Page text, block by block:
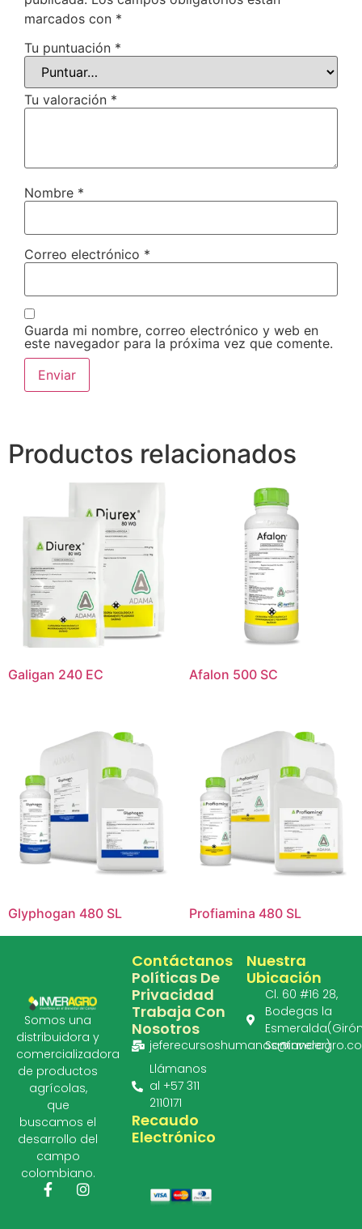
marcados con *
Tu puntuación *
Tu valoración *
Nombre *
Correo electrónico *
Guarda mi nombre, correo electrónico y web en
este navegador para la próxima vez que comente.
Productos relacionados
Galigan 240 EC Afalon 500 SC
Glyphogan 480 SL Profiamina 480 SL
Somos una
distribuidora y
comercializadora
de productos
agrícolas,
que
buscamos el
desarrollo del
campo
colombiano.
Contáctanos
Políticas De
Privacidad
Trabaja Con
Nosotros
Llámanos
al +57 311
2110171
Recaudo
Electrónico
Nuestra
Ubicación
Cl. 60 #16 28,
Bodegas la
Santander)